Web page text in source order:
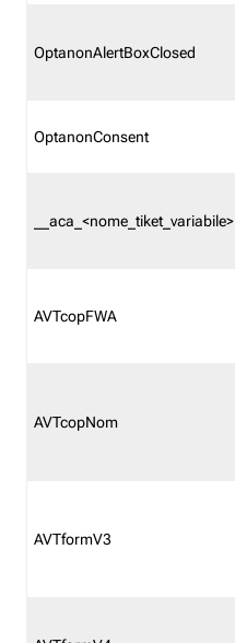
OptanonAlertBoxClosed
OptanonConsent
__aca_<nome_tiket_variabile>
AVTcopFWA
AVTcopNom
AVTformV3